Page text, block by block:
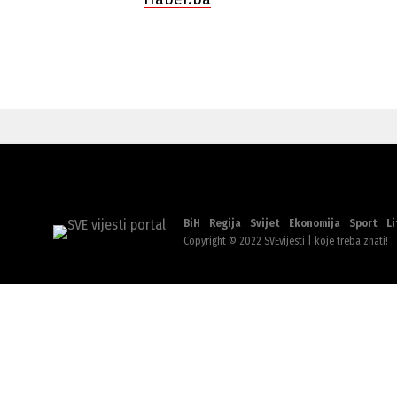
BiH Regija Svijet Ekonomija Sport
Copyright © 2022 SVEvijesti | koje treba znati!